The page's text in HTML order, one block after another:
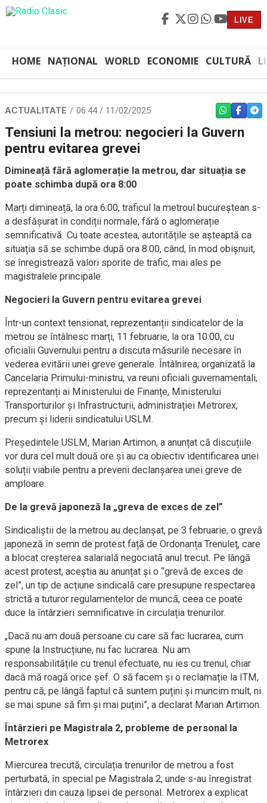
LIVE
HOME NAȚIONAL WORLD ECONOMIE CULTURĂ
ACTUALITATE 06:44 / 11/02/2025 WHATSAPP
Tensiuni la metrou: negocieri la Guvern
pentru evitarea grevei
Dimineață fără aglomerație la metrou, dar situația se
poate schimba după ora 8:00
Marți dimineață, la ora 6:00, traficul la metroul bucureștean s-
a desfășurat în condiții normale, fără o aglomerație
semnificativă. Cu toate acestea, autoritățile se așteaptă ca
situația să se schimbe după ora 8:00, când, în mod obișnuit,
se înregistrează valori sporite de trafic, mai ales pe
magistralele principale.
Negocieri la Guvern pentru evitarea grevei
Într-un context tensionat, reprezentanții sindicatelor de la
metrou se întâlnesc marți, 11 februarie, la ora 10:00, cu
oficialii Guvernului pentru a discuta măsurile necesare în
vederea evitării unei greve generale. Întâlnirea, organizată la
Cancelaria Primului-ministru, va reuni oficiali guvernamentali,
reprezentanți ai Ministerului de Finanțe, Ministerului
Transporturilor și Infrastructurii, administrației Metrorex,
precum și liderii sindicatului USLM.
Președintele USLM, Marian Artimon, a anunțat că discuțiile
vor dura cel mult două ore și au ca obiectiv identificarea unei
soluții viabile pentru a preveni declanșarea unei greve de
amploare.
De la grevă japoneză la „greva de exces de zel”
Sindicaliștii de la metrou au declanșat, pe 3 februarie, o grevă
japoneză în semn de protest față de Ordonanța Trenuleț, care
a blocat creșterea salarială negociată anul trecut. Pe lângă
acest protest, aceștia au anunțat și o “grevă de exces de
zel”, un tip de acțiune sindicală care presupune respectarea
strictă a tuturor regulamentelor de muncă, ceea ce poate
duce la întârzieri semnificative în circulația trenurilor.
„Dacă nu am două persoane cu care să fac lucrarea, cum
spune la Instrucțiune, nu fac lucrarea. Nu am
responsabilitățile cu trenul efectuate, nu ies cu trenul, chiar
dacă mă roagă orice șef. O să facem și o reclamație la ITM,
pentru că, pe lângă faptul că suntem puțini și muncim mult, ni
se mai spune să fim și mai puțini”, a declarat Marian Artimon.
Întârzieri pe Magistrala 2, probleme de personal la
Metrorex
Miercurea trecută, circulația trenurilor de metrou a fost
perturbată, în special pe Magistrala 2, unde s-au înregistrat
întârzieri din cauza lipsei de personal. Metrorex a explicat